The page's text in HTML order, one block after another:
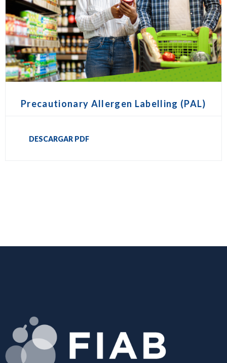
Precautionary Allergen Labelling (PAL)
DESCARGAR PDF